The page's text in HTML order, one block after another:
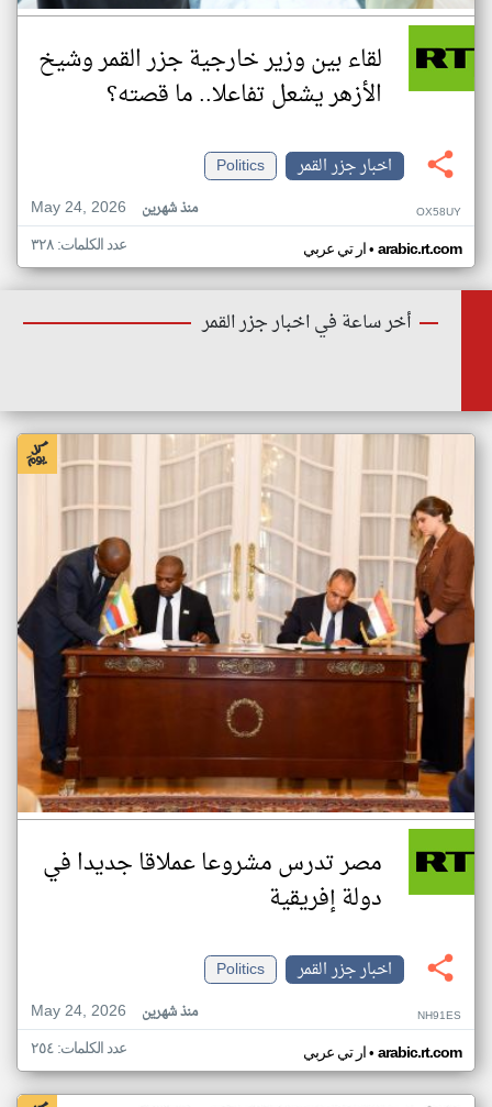
لقاء بين وزير خارجية جزر القمر وشيخ
الأزهر يشعل تفاعلا.. ما قصته؟
اخبار جزر القمر
Politics
May 24, 2026
منذ شهرين OX58UY
ار تي عربي• arabic.rt.com عدد الكلمات: ٣٢٨
أخر ساعة في اخبار جزر القمر
مصر تدرس مشروعا عملاقا جديدا في
دولة إفريقية
اخبار جزر القمر
Politics
May 24, 2026
منذ شهرين NH91ES
ار تي عربي• arabic.rt.com عدد الكلمات: ٢٥٤